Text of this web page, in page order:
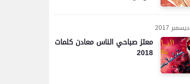
معتز صباحي الناس معادن كلمات
2018